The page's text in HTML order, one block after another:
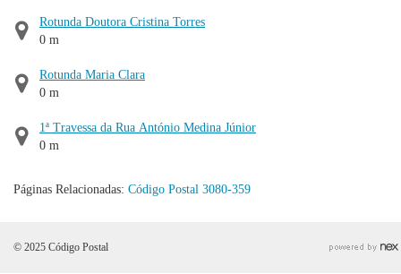
Rotunda Doutora Cristina Torres
0 m
Rotunda Maria Clara
0 m
1ª Travessa da Rua António Medina Júnior
0 m
Páginas Relacionadas: Código Postal 3080-359
© 2025 Código Postal